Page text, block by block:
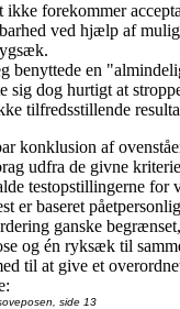
ikke forekommer
ved hjælp af
benyttede en
sig dog hurtigt at
tilfredsstillende
konklusion af
udfra de givne
testopstillingerne for
er baseret pået
ganske
og én ryksæk til
til at give et
side 13